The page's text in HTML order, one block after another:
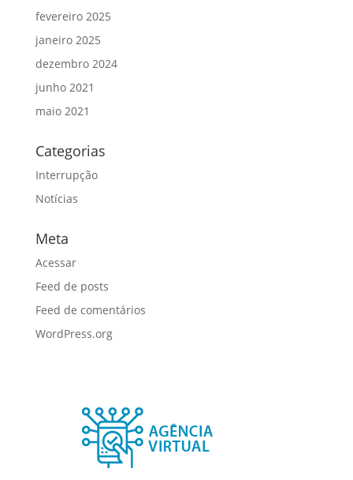
fevereiro 2025
janeiro 2025
dezembro 2024
junho 2021
maio 2021
Categorias
Interrupção
Notícias
Meta
Acessar
Feed de posts
Feed de comentários
WordPress.org